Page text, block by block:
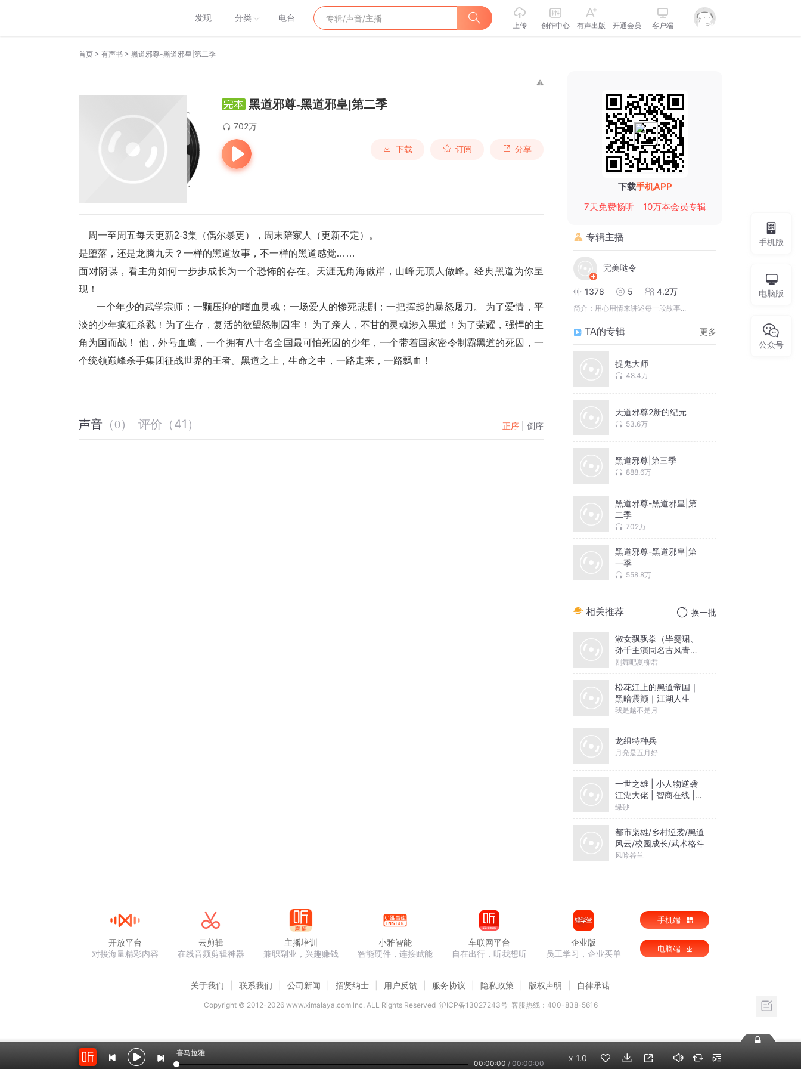
发现 分类 电台
上传 创作中心 有声出版 开通会员 客户端
首页 > 有声书 > 黑道邪尊-黑道邪皇|第二季
黑道邪尊-黑道邪皇|第二季
702万
下载 订阅 分享
    周一至周五每天更新2-3集（偶尔暴更），周末陪家人（更新不定）。
是堕落，还是龙腾九天？一样的黑道故事，不一样的黑道感觉……
面对阴谋，看主角如何一步步成长为一个恐怖的存在。天涯无角海做岸，山峰无顶人做峰。经典黑道为你呈
现！
淡的少年疯狂杀戮！为了生存，复活的欲望怒制囚牢！ 为了亲人，不甘的灵魂涉入黑道！为了荣耀，强悍的主
角为国而战！ 他，外号血鹰，一个拥有八十名全国最可怕死囚的少年，一个带着国家密令制霸黑道的死囚，一
个统领巅峰杀手集团征战世界的王者。黑道之上，生命之中，一路走来，一路飘血！
声音 （0） 评价 （41 ） 正序 倒序
下载手机APP
7天免费畅听
10万本会员专辑
专辑主播
完美哒令
1378 5 4.2万
简介： 用心用情来讲述每一段故事...
TA的专辑 更多
捉鬼大师
48.4万
天道邪尊2新的纪元
53.6万
黑道邪尊|第三季
888.6万
黑道邪尊-黑道邪皇|第
二季
702万
黑道邪尊-黑道邪皇|第
一季
558.8万
相关推荐 换一批
淑女飘飘拳（毕雯珺、
孙千主演同名古风青春
偶像剧原著小说）
剧舞吧夏柳君
松花江上的黑道帝国｜
黑暗震颤｜江湖人生
我是越不是月
龙组特种兵
月亮是五月好
一世之雄 | 小人物逆袭
江湖大佬 | 智商在线 |
打脸 | 虐渣
绿砂
都市枭雄/乡村逆袭/黑道
风云/校园成长/武术格斗
风吟谷兰
手机版
电脑版
公众号
喜马拉雅
00:00:00 / 00:00:00
x 1.0
开放平台
对接海量精彩内容
云剪辑
在线音频剪辑神器
主播培训
兼职副业，兴趣赚钱
小雅智能
智能硬件，连接赋能
车联网平台
自在出行，听我想听
企业版
员工学习，企业买单
手机端
电脑端
关于我们 联系我们 公司新闻 招贤纳士 用户反馈 服务协议 隐私政策 版权声明 自律承诺
Copyright © 2012-2026www.ximalaya.com lnc. ALL Rights Reserved 沪ICP备13027243号 客服热线：400-838-5616